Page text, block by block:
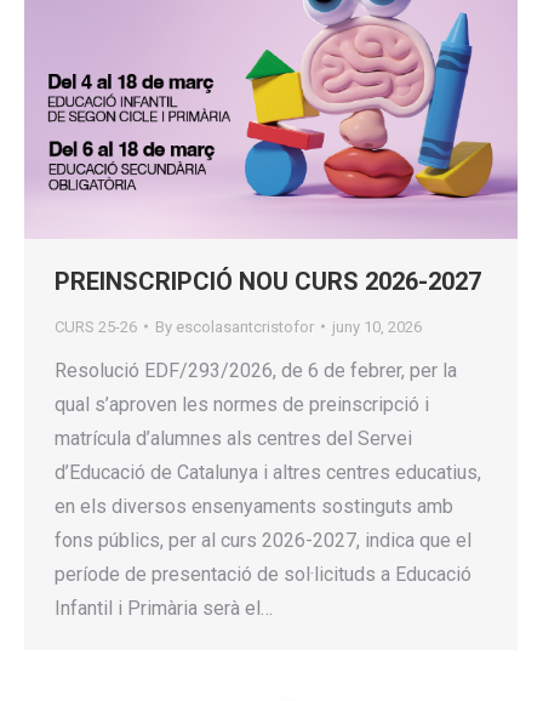
PREINSCRIPCIÓ NOU CURS 2026-2027
CURS 25-26 By escolasantcristofor juny 10, 2026
Resolució EDF/293/2026, de 6 de febrer, per la
qual s’aproven les normes de preinscripció i
matrícula d’alumnes als centres del Servei
d’Educació de Catalunya i altres centres educatius,
en els diversos ensenyaments sostinguts amb
fons públics, per al curs 2026-2027, indica que el
període de presentació de sol·licituds a Educació
Infantil i Primària serà el…